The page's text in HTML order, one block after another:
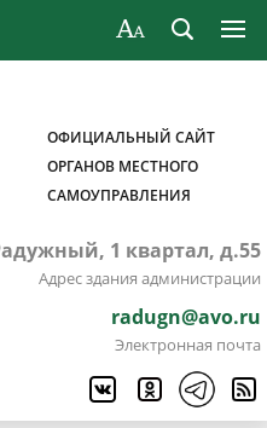
ОФИЦИАЛЬНЫЙ САЙТ
ОРГАНОВ МЕСТНОГО
САМОУПРАВЛЕНИЯ
1 квартал, д.55
Адрес здания администрации
radugn@avo.ru
Электронная почта